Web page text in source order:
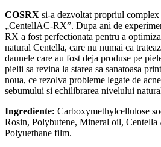
COSRX si-a dezvoltat propriul
„CentellAC-RX”. Dupa ani de
RX a fost perfectionata pentru a
natural Centella, care nu numai ca
daunele care au fost deja produse pe
pielii sa revina la starea sa sanatoasa
noua, ce rezolva probleme legate de
sebumului si echilibrarea nivelului
Ingrediente: Carboxymethylcellulose
Rosin, Polybutene, Mineral oil, Centella
Polyuethane film.